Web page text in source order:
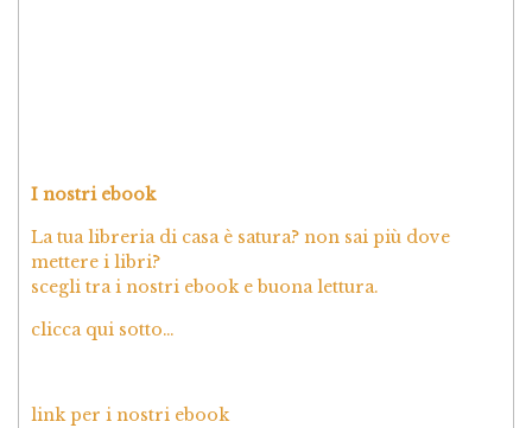
I nostri ebook
La tua libreria di casa è satura? non sai più dove
mettere i libri?
scegli tra i nostri ebook e buona lettura.
clicca qui sotto…
link per i nostri ebook